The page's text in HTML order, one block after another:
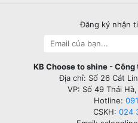
Đăng ký nhận
KB Choose to shine -
Địa chỉ: Số 26 Cát
VP: Số 49 Thái
Hotline:
CSKH: 024